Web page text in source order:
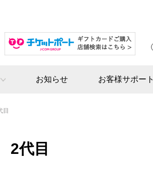
お知らせ お客様サポート
目
2代目